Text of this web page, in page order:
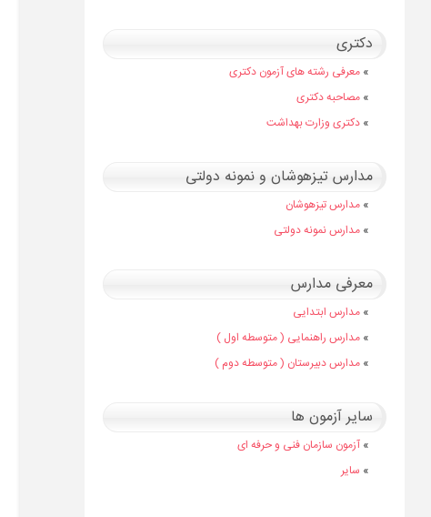
دکتری
» معرفی رشته های آزمون دکتری
» مصاحبه دکتری
» دکتری وزارت بهداشت
مدارس تیزهوشان و نمونه دولتی
» مدارس تیزهوشان
» مدارس نمونه دولتی
معرفی مدارس
» مدارس ابتدایی
» مدارس راهنمایی ( متوسطه اول )
» مدارس دبیرستان ( متوسطه دوم )
سایر آزمون ها
» آزمون سازمان فنی و حرفه ای
» سایر